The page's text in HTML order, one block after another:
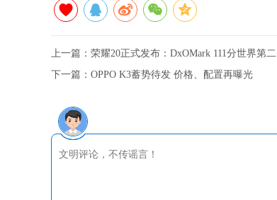
上一篇： 荣耀20正式发布：DxOMark 111分世界第二
下一篇： OPPO K3蓄势待发 价格、配置再曝光